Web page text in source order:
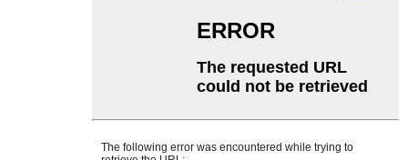
Swahili
Tajik
Telugu
Ukrainian